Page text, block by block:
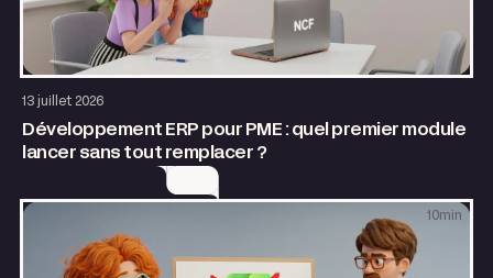
13 juillet 2026
Développement ERP pour PME : quel premier module
lancer sans tout remplacer ?
10 min